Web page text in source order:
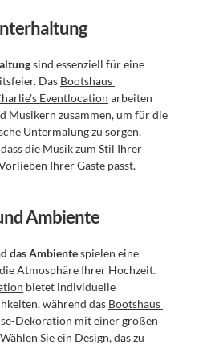
sind essenziell für eine
Das Bootshaus
Eventlocation arbeiten
Musikern zusammen, um für die
Untermalung zu sorgen.
die Musik zum Stil Ihrer
Ihrer Gäste passt.
Ambiente
das Ambiente spielen eine
bietet individuelle
während das Bootshaus
Dekoration mit einer großen
Sie ein Design, das zu